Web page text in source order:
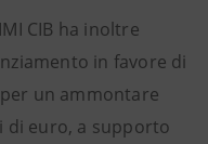
CIB ha inoltre
in favore di
per un ammontare
di euro, a supporto